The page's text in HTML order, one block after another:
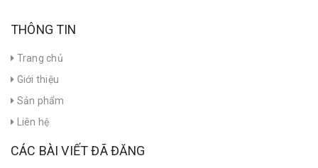
THÔNG TIN
Trang chủ
Giới thiệu
Sản phẩm
Liên hệ
CÁC BÀI VIẾT ĐÃ ĐĂNG